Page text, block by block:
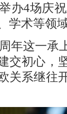
办4场庆
学术等领
年这一承
交初心，
关系继往